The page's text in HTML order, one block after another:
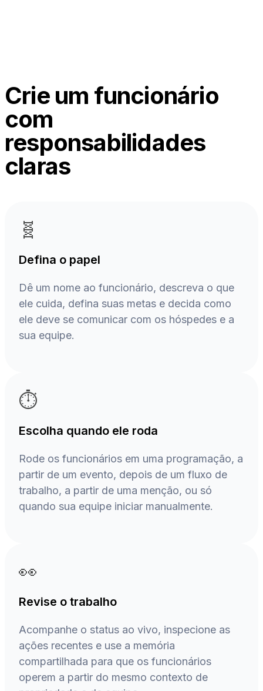
Crie um funcionário
com
responsabilidades
claras
🧬
Defina o papel
Dê um nome ao funcionário, descreva o que
ele cuida, defina suas metas e decida como
ele deve se comunicar com os hóspedes e a
sua equipe.
⏱️
Escolha quando ele roda
Rode os funcionários em uma programação, a
partir de um evento, depois de um fluxo de
trabalho, a partir de uma menção, ou só
quando sua equipe iniciar manualmente.
👀
Revise o trabalho
Acompanhe o status ao vivo, inspecione as
ações recentes e use a memória
compartilhada para que os funcionários
operem a partir do mesmo contexto de